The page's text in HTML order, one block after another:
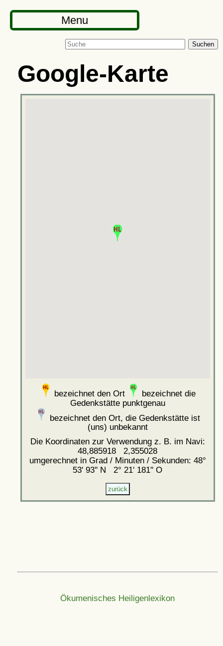
Menu
Suchen
Google-Karte
bezeichnet den Ort
bezeichnet die
Gedenkstätte punktgenau
bezeichnet den Ort, die Gedenkstätte ist
(uns) unbekannt
Die Koordinaten zur Verwendung z. B. im Navi:
48,885918 2,355028
umgerechnet in Grad / Minuten / Sekunden: 48°
53' 93'' N 2° 21' 181'' O
Ökumenisches Heiligenlexikon